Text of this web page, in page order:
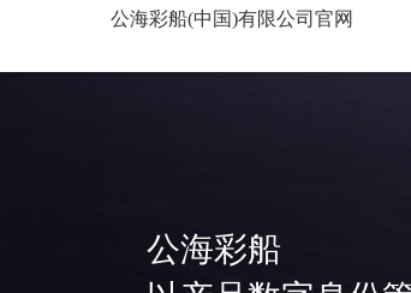
公海彩船(中国)有限公司官网
公海彩船